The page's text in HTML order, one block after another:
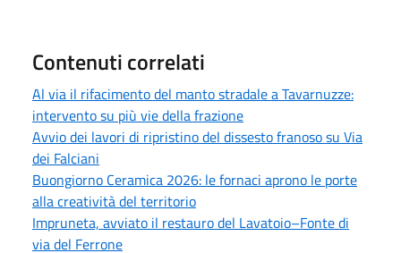
Contenuti correlati
Al via il rifacimento del manto stradale a Tavarnuzze:
intervento su più vie della frazione
Avvio dei lavori di ripristino del dissesto franoso su Via
dei Falciani
Buongiorno Ceramica 2026: le fornaci aprono le porte
alla creatività del territorio
Impruneta, avviato il restauro del Lavatoio–Fonte di
via del Ferrone